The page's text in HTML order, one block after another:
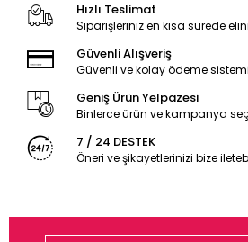
Hızlı Teslimat
Siparişleriniz en kısa sürede
Güvenli Alışveriş
Güvenli ve kolay ödeme sistemi
Geniş Ürün Yelpazesi
Binlerce ürün ve kampanya
7 / 24 DESTEK
Öneri ve şikayetlerinizi bize